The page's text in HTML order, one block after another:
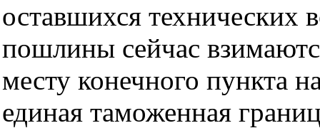
оставшихся технических
пошлины сейчас
месту конечного пункта
единая таможенная